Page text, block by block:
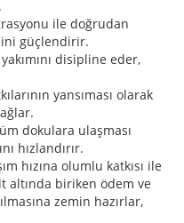
ile doğrudan
güçlendirir.
disipline eder,
yansıması olarak
dokulara ulaşması
hızlandırır.
hızına olumlu katkısı ile
altında biriken ödem ve
zemin hazırlar,